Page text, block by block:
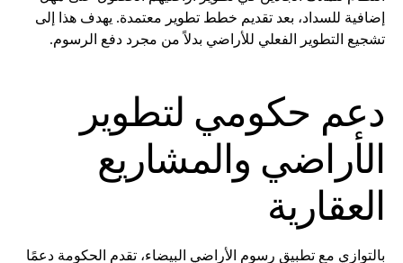
إضافية للسداد، بعد تقديم خطط تطوير معتمدة. يهدف هذا إلى
تشجيع التطوير الفعلي للأراضي بدلاً من مجرد دفع الرسوم.
دعم حكومي لتطوير
الأراضي والمشاريع
العقارية
بالتوازي مع تطبيق رسوم الأراضي البيضاء، تقدم الحكومة دعمًا